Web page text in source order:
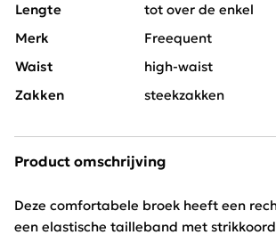
Lengte
tot over de enkel
Merk
Freequent
Waist
high-waist
Zakken
steekzakken
Product omschrijving
Deze comfortabele broek heeft een
een elastische tailleband met